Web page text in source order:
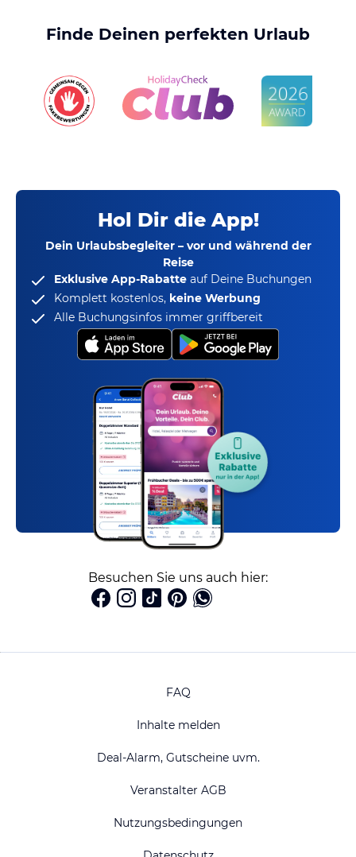
Finde Deinen perfekten Urlaub
Hol Dir die App!
Dein Urlaubsbegleiter – vor und während der
Reise
Exklusive App-Rabatte auf Deine Buchungen
Komplett kostenlos, keine Werbung
Alle Buchungsinfos immer griffbereit
Besuchen Sie uns auch hier:
FAQ
Inhalte melden
Deal-Alarm, Gutscheine uvm.
Veranstalter AGB
Nutzungsbedingungen